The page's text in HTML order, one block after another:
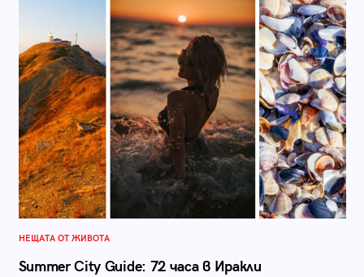
НЕЩАТА ОТ ЖИВОТА
Summer City Guide: 72 часа в Иракли